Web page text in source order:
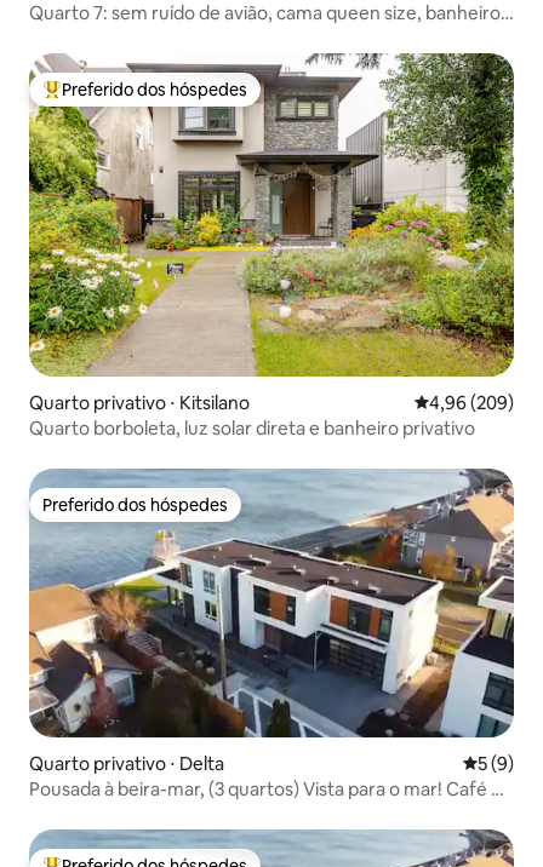
Quarto 7: sem ruído de avião, cama queen size, banheiro
para 1 a 2 pessoas.
Entre os melhores preferidos dos hóspedes
Preferido dos hóspedes
Quarto privativo ⋅ Kitsilano 4,96 de uma
4,96 (209)
Quarto borboleta, luz solar direta e banheiro privativo
Preferido dos hóspedes
Preferido dos hóspedes
Quarto privativo ⋅ Delta 5 de
5 (9)
Pousada à beira-mar, (3 quartos) Vista para o mar! Café da